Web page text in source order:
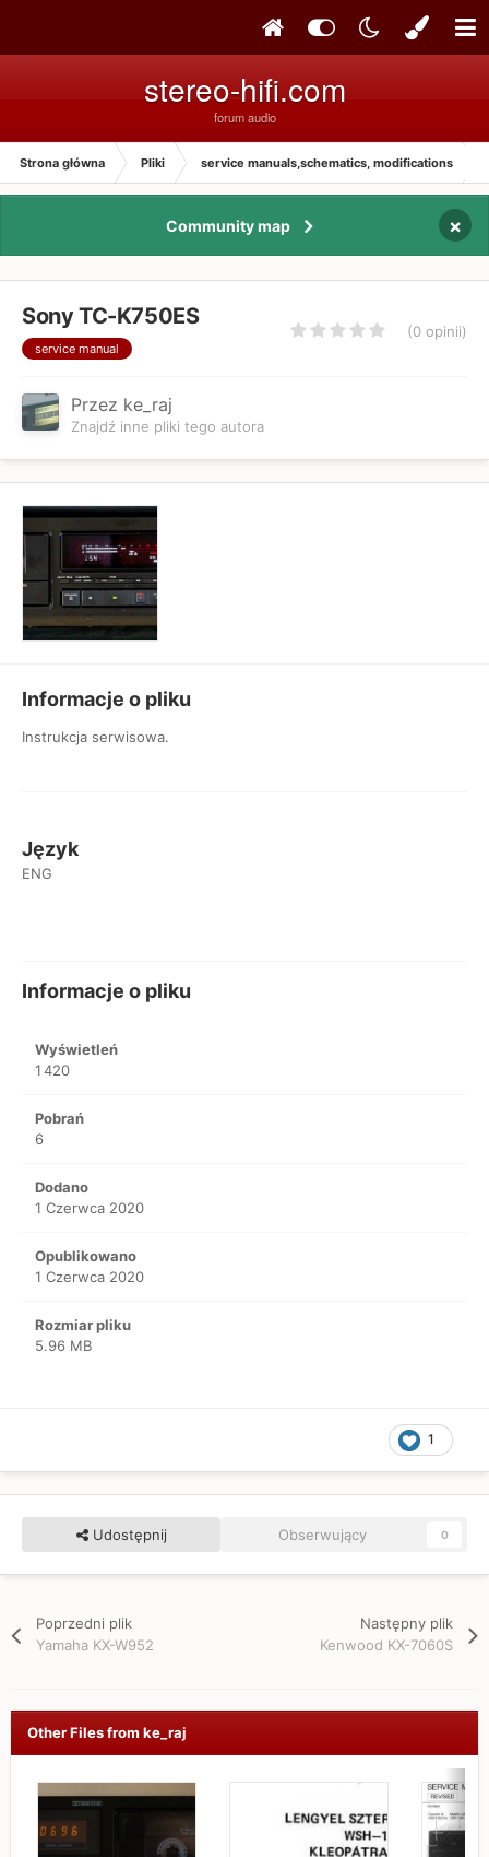
stereo-hifi.com
forum audio
Strona główna Pliki service manuals,schematics, modifications
Community map ×
Sony TC-K750ES
service manual
(0 opinii)
Przez ke_raj
Znajdź inne pliki tego autora
Informacje o pliku
Instrukcja serwisowa.
Język
ENG
Informacje o pliku
Wyświetleń
1 420
Pobrań
6
Dodano
1 Czerwca 2020
Opublikowano
1 Czerwca 2020
Rozmiar pliku
5.96 MB
1
Udostępnij Obserwujący 0
Poprzedni plik
Yamaha KX-W952
Następny plik
Kenwood KX-7060S
Other Files from ke_raj